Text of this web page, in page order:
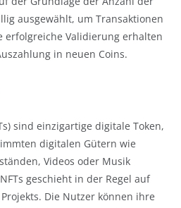
ausgewählt, um Transaktionen
erfolgreiche Validierung erhalten
in neuen Coins.
sind einzigartige digitale Token,
digitalen Gütern wie
Videos oder Musik
geschieht in der Regel auf
Die Nutzer können ihre